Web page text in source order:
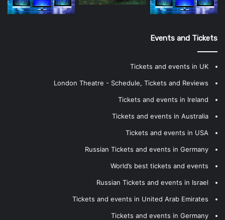
Events and Tickets
Tickets and events in UK
London Theatre - Schedule, Tickets and Reviews
Tickets and events in Ireland
Tickets and events in Australia
Tickets and events in USA
Russian Tickets and events in Germany
World’s best tickets and events
Russian Tickets and events in Israel
Tickets and events in United Arab Emirates
Tickets and events in Germany